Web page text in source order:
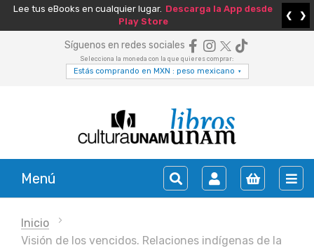
Lee tus eBooks en cualquier lugar. Descarga la App desde
Play Store
❮ ❯
Síguenos en redes sociales
Selecciona la moneda con la que quieres comprar:
Estás comprando en MXN : peso mexicano ▾
Menú
Inicio
Visión de los vencidos. Relaciones indígenas de la